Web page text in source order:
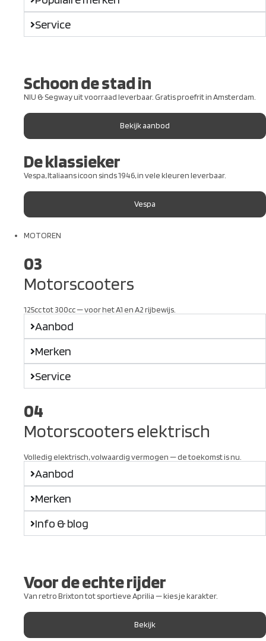
Service
Schoon de stad in
NIU & Segway uit voorraad leverbaar. Gratis proefrit in Amsterdam.
Bekijk aanbod
De klassieker
Vespa, Italiaans icoon sinds 1946, in vele kleuren leverbaar.
Vespa
MOTOREN
03
Motorscooters
125cc tot 300cc — voor het A1 en A2 rijbewijs.
Aanbod
Merken
Service
04
Motorscooters elektrisch
Volledig elektrisch, volwaardig vermogen — de toekomst is nu.
Aanbod
Merken
Info & blog
Voor de echte rijder
Van retro Brixton tot sportieve Aprilia — kies je karakter.
Bekijk